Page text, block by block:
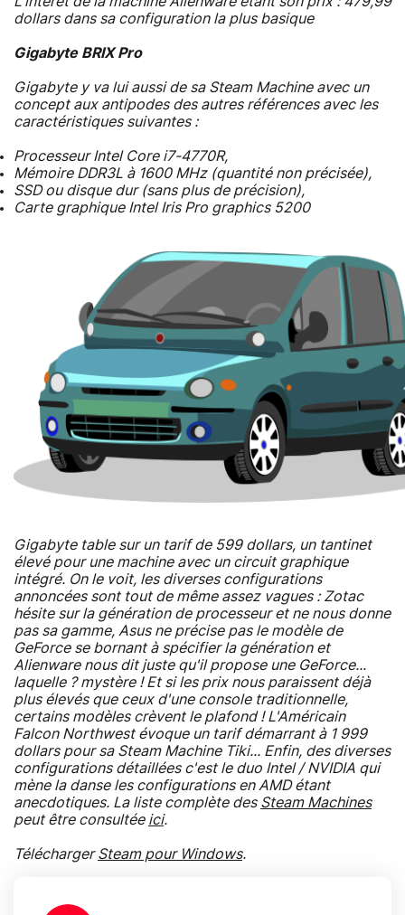
dollars dans sa configuration la plus basique
Gigabyte BRIX Pro
Gigabyte y va lui aussi de sa Steam Machine avec un
concept aux antipodes des autres références avec les
caractéristiques suivantes :
Processeur Intel Core i7-4770R,
Mémoire DDR3L à 1600 MHz (quantité non précisée),
SSD ou disque dur (sans plus de précision),
Carte graphique Intel Iris Pro graphics 5200
Gigabyte table sur un tarif de 599 dollars, un tantinet
élevé pour une machine avec un circuit graphique
intégré. On le voit, les diverses configurations
annoncées sont tout de même assez vagues : Zotac
hésite sur la génération de processeur et ne nous donne
pas sa gamme, Asus ne précise pas le modèle de
GeForce se bornant à spécifier la génération et
Alienware nous dit juste qu'il propose une GeForce...
laquelle ? mystère ! Et si les prix nous paraissent déjà
plus élevés que ceux d'une console traditionnelle,
certains modèles crèvent le plafond ! L'Américain
Falcon Northwest évoque un tarif démarrant à 1 999
dollars pour sa Steam Machine Tiki... Enfin, des diverses
configurations détaillées c'est le duo Intel / NVIDIA qui
mène la danse les configurations en AMD étant
anecdotiques. La liste complète des Steam Machines
peut être consultée ici.
TéléchargerSteam pour Windows.